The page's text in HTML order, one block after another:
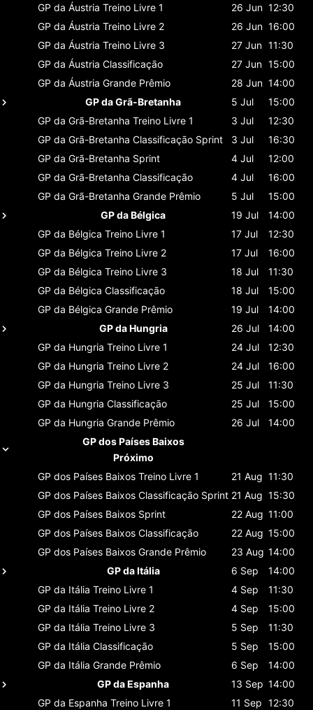
GP da Áustria Treino Livre 1 26 Jun 12:30
GP da Áustria Treino Livre 2 26 Jun 16:00
GP da Áustria Treino Livre 3 27 Jun 11:30
GP da Áustria Classificaçāo 27 Jun 15:00
GP da Áustria Grande Prêmio 28 Jun 14:00
GP da Grã-Bretanha
5 Jul
15:00
GP da Grã-Bretanha Treino Livre 1 3 Jul
12:30
GP da Grã-Bretanha Classificaçāo Sprint 3 Jul
16:30
GP da Grã-Bretanha Sprint 4 Jul
12:00
GP da Grã-Bretanha Classificaçāo 4 Jul
16:00
GP da Grã-Bretanha Grande Prêmio 5 Jul
15:00
GP da Bélgica
19 Jul
14:00
GP da Bélgica Treino Livre 1 17 Jul
12:30
GP da Bélgica Treino Livre 2 17 Jul
16:00
GP da Bélgica Treino Livre 3 18 Jul
11:30
GP da Bélgica Classificaçāo 18 Jul
15:00
GP da Bélgica Grande Prêmio 19 Jul
14:00
GP da Hungria
26 Jul
14:00
GP da Hungria Treino Livre 1 24 Jul
12:30
GP da Hungria Treino Livre 2 24 Jul
16:00
GP da Hungria Treino Livre 3 25 Jul
11:30
GP da Hungria Classificaçāo 25 Jul
15:00
GP da Hungria Grande Prêmio 26 Jul
14:00
GP dos Países Baixos
Próximo
GP dos Países Baixos Treino Livre 1 21 Aug 11:30
GP dos Países Baixos Classificaçāo Sprint 21 Aug 15:30
GP dos Países Baixos Sprint 22 Aug 11:00
GP dos Países Baixos Classificaçāo 22 Aug 15:00
GP dos Países Baixos Grande Prêmio 23 Aug 14:00
GP da Itália
6 Sep
14:00
GP da Itália Treino Livre 1 4 Sep
11:30
GP da Itália Treino Livre 2 4 Sep
15:00
GP da Itália Treino Livre 3 5 Sep
11:30
GP da Itália Classificaçāo 5 Sep
15:00
GP da Itália Grande Prêmio 6 Sep
14:00
GP da Espanha
13 Sep 14:00
GP da Espanha Treino Livre 1 11 Sep 12:30